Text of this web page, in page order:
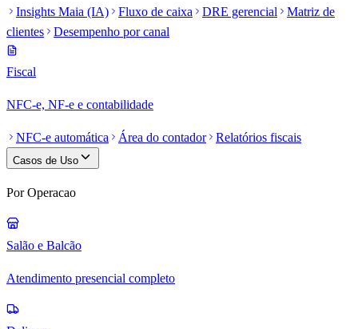
Insights Maia (IA) Fluxo de caixa DRE gerencial
Matriz de
clientes
Desempenho por canal
Fiscal
NFC-e, NF-e e contabilidade
NFC-e automática Área do contador Relatórios fiscais
Casos de Uso
Por Operacao
Salão e Balcão
Atendimento presencial completo